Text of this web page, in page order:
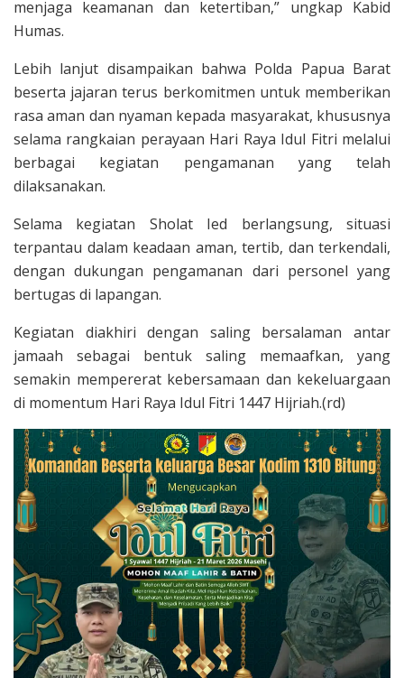
menjaga keamanan dan ketertiban,” ungkap Kabid
Humas.
Lebih lanjut disampaikan bahwa Polda Papua Barat
beserta jajaran terus berkomitmen untuk memberikan
rasa aman dan nyaman kepada masyarakat, khususnya
selama rangkaian perayaan Hari Raya Idul Fitri melalui
berbagai kegiatan pengamanan yang telah
dilaksanakan.
Selama kegiatan Sholat Ied berlangsung, situasi
terpantau dalam keadaan aman, tertib, dan terkendali,
dengan dukungan pengamanan dari personel yang
bertugas di lapangan.
Kegiatan diakhiri dengan saling bersalaman antar
jamaah sebagai bentuk saling memaafkan, yang
semakin mempererat kebersamaan dan kekeluargaan
di momentum Hari Raya Idul Fitri 1447 Hijriah.(rd)